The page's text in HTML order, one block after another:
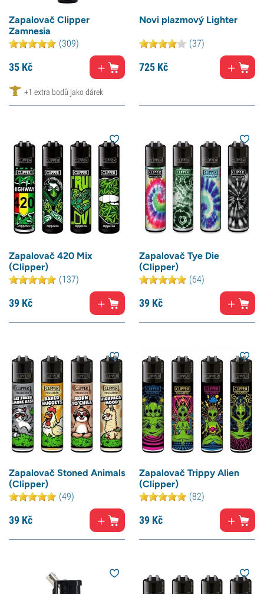
Zapalovač Clipper
Zamnesia
(309)
35 Kč
+1 extra bodů jako dárek
Novi plazmový Lighter
(37)
725 Kč
Zapalovač 420 Mix
(Clipper)
(137)
39 Kč
Zapalovač Tye Die
(Clipper)
(64)
39 Kč
Zapalovač Stoned Animals
(Clipper)
(49)
39 Kč
Zapalovač Trippy Alien
(Clipper)
(82)
39 Kč